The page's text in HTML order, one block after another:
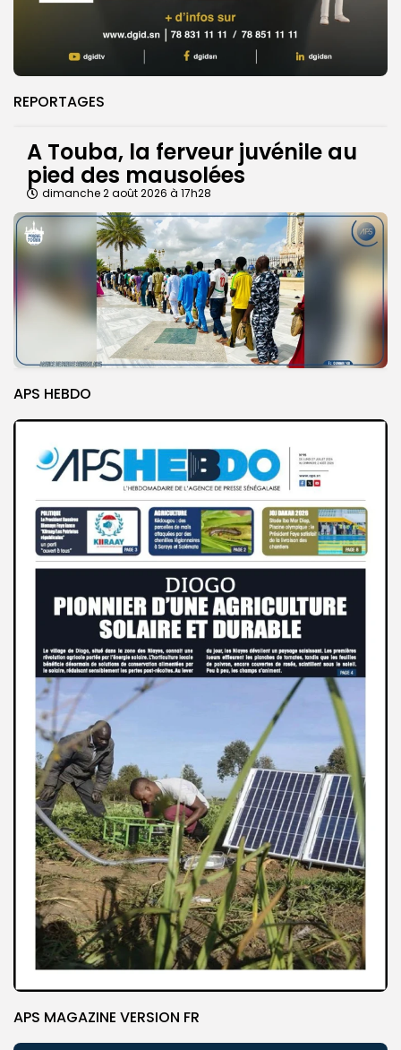
REPORTAGES
A Touba, la ferveur juvénile au
pied des mausolées
dimanche 2 août 2026 à 17h28
APS HEBDO
APS MAGAZINE VERSION FR